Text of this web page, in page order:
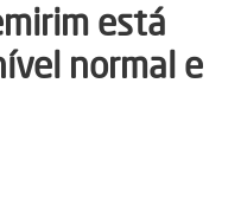
está
normal e